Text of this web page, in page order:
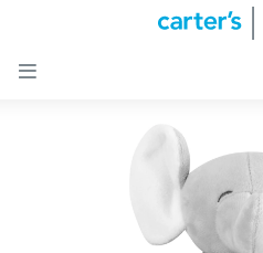

Nuevos